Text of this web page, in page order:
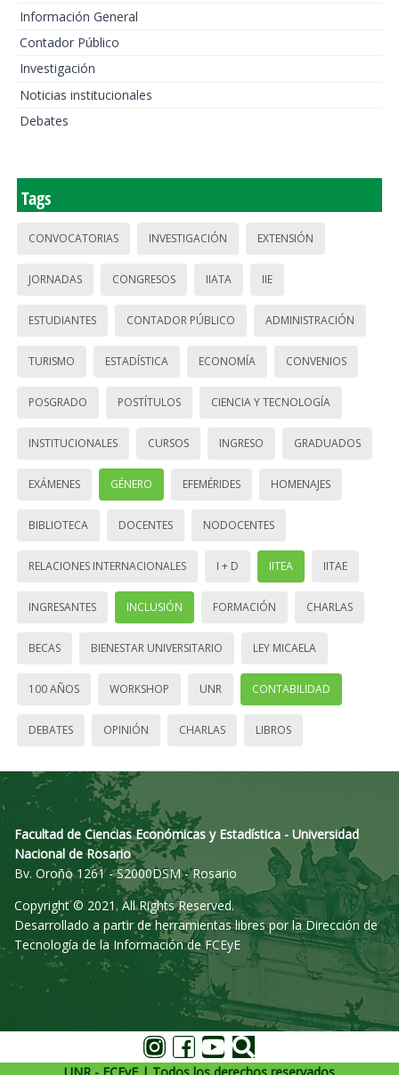
Información General
Contador Público
Investigación
Noticias institucionales
Debates
Tags
CONVOCATORIAS INVESTIGACIÓN EXTENSIÓN
JORNADAS CONGRESOS IIATA IIE
ESTUDIANTES CONTADOR PÚBLICO ADMINISTRACIÓN
TURISMO ESTADÍSTICA ECONOMÍA CONVENIOS
POSGRADO POSTÍTULOS CIENCIA Y TECNOLOGÍA
INSTITUCIONALES CURSOS INGRESO GRADUADOS
EXÁMENES GÉNERO EFEMÉRIDES HOMENAJES
BIBLIOTECA DOCENTES NODOCENTES
RELACIONES INTERNACIONALES I + D IITEA IITAE
INGRESANTES INCLUSIÓN FORMACIÓN CHARLAS
BECAS BIENESTAR UNIVERSITARIO LEY MICAELA
100 AÑOS WORKSHOP UNR CONTABILIDAD
DEBATES OPINIÓN CHARLAS LIBROS
Facultad de Ciencias Económicas y Estadística - Universidad
Nacional de Rosario
Bv. Oroño 1261 - S2000DSM - Rosario
Copyright © 2021. All Rights Reserved.
Desarrollado a partir de herramientas libres por la Dirección de
Tecnología de la Información de FCEyE